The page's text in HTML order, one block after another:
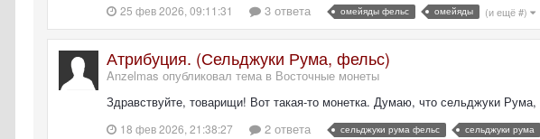
25 фев 2026, 09:11:31 3 ответа омейяды фельс омейяды (и ещё #)
Атрибуция. (Сельджуки Рума, фельс)
Anzelmas опубликовал тема в Восточные монеты
Здравствуйте, товарищи! Вот такая-то монетка. Думаю, что сельджуки
18 фев 2026, 21:38:27 2 ответа сельджуки рума фельс сельджуки рума